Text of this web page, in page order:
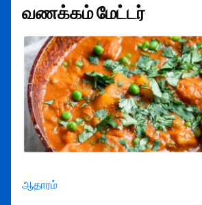
வணக்கம் மேட்டர்
ஆதாரம்